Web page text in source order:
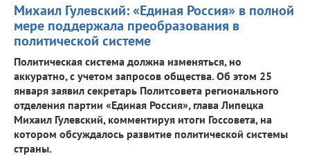
Михаил Гулевский: «Единая Россия» в полной
мере поддержала преобразования в
политической системе
Политическая система должна изменяться, но
аккуратно, с учетом запросов общества. Об этом 25
января заявил секретарь Политсовета регионального
отделения партии «Единая Россия», глава Липецка
Михаил Гулевский, комментируя итоги Госсовета, на
котором обсуждалось развитие политической системы
страны.